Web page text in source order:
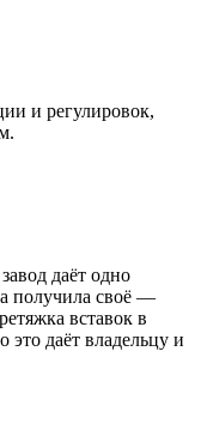
и регулировок,
даёт одно
получила своё —
вставок в
даёт владельцу и